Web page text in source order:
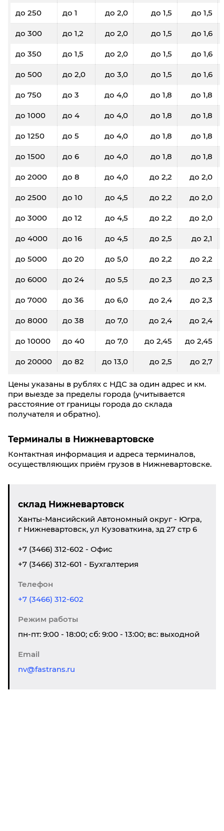
до 250 до 1 до 2,0 до 1,5 до 1,5
до 300 до 1,2 до 2,0 до 1,5 до 1,6
до 350 до 1,5 до 2,0 до 1,5 до 1,6
до 500 до 2,0 до 3,0 до 1,5 до 1,6
до 750 до 3 до 4,0 до 1,8 до 1,8
до 1000 до 4 до 4,0 до 1,8 до 1,8
до 1250 до 5 до 4,0 до 1,8 до 1,8
до 1500 до 6 до 4,0 до 1,8 до 1,8
до 2000 до 8 до 4,0 до 2,2 до 2,0
до 2500 до 10 до 4,5 до 2,2 до 2,0
до 3000 до 12 до 4,5 до 2,2 до 2,0
до 4000 до 16 до 4,5 до 2,5 до 2,1
до 5000 до 20 до 5,0 до 2,2 до 2,2
до 6000 до 24 до 5,5 до 2,3 до 2,3
до 7000 до 36 до 6,0 до 2,4 до 2,3
до 8000 до 38 до 7,0 до 2,4 до 2,4
до 10000 до 40 до 7,0 до 2,45 до 2,45
до 20000 до 82 до 13,0 до 2,5 до 2,7
Цены указаны в рублях с НДС за один адрес и км.
при выезде за пределы города (учитывается
расстояние от границы города до склада
получателя и обратно).
Терминалы в Нижневартовске
Контактная информация и адреса терминалов,
осуществляющих приём грузов в Нижневартовске.
склад Нижневартовск
Ханты-Мансийский Автономный округ - Югра,
г Нижневартовск, ул Кузоваткина, зд 27 стр 6
+7 (3466) 312-602 - Офис
+7 (3466) 312-601 - Бухгалтерия
Телефон
+7 (3466) 312-602
Режим работы
пн-пт: 9:00 - 18:00; сб: 9:00 - 13:00; вс: выходной
Email
nv@fastrans.ru